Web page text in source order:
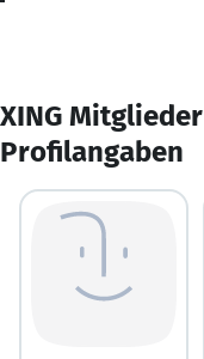
XING
Profilangaben